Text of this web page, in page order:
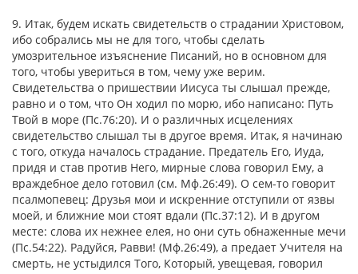
9. Итак, будем искать свидетельств о страдании Христовом,
ибо собрались мы не для того, чтобы сделать
умозрительное изъяснение Писаний, но в основном для
того, чтобы увериться в том, чему уже верим.
Свидетельства о пришествии Иисуса ты слышал прежде,
равно и о том, что Он ходил по морю, ибо написано: Путь
Твой в море (Пс.76:20). И о различных исцелениях
свидетельство слышал ты в другое время. Итак, я начинаю
с того, откуда началось страдание. Предатель Его, Иуда,
придя и став против Него, мирные слова говорил Ему, а
враждебное дело готовил (см. Мф.26:49). О сем-то говорит
псалмопевец: Друзья мои и искренние отступили от язвы
моей, и ближние мои стоят вдали (Пс.37:12). И в другом
месте: слова их нежнее елея, но они суть обнаженные мечи
(Пс.54:22). Радуйся, Равви! (Мф.26:49), а предает Учителя на
смерть, не устыдился Того, Который, увещевая, говорил